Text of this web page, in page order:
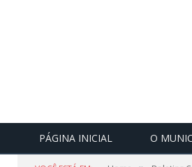
PÁGINA INICIAL O